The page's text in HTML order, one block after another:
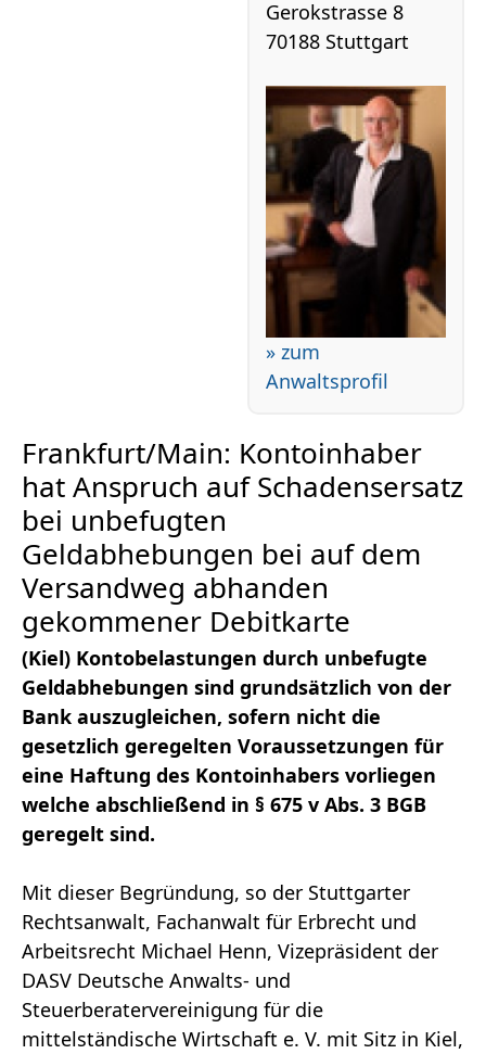
Gerokstrasse 8
70188 Stuttgart
» zum
Anwaltsprofil
Frankfurt/Main: Kontoinhaber
hat Anspruch auf Schadensersatz
bei unbefugten
Geldabhebungen bei auf dem
Versandweg abhanden
gekommener Debitkarte
(Kiel) Kontobelastungen durch unbefugte
Geldabhebungen sind grundsätzlich von der
Bank auszugleichen, sofern nicht die
gesetzlich geregelten Voraussetzungen für
eine Haftung des Kontoinhabers vorliegen
welche abschließend in § 675 v Abs. 3 BGB
geregelt sind.
Mit dieser Begründung, so der Stuttgarter
Rechtsanwalt, Fachanwalt für Erbrecht und
Arbeitsrecht Michael Henn, Vizepräsident der
DASV Deutsche Anwalts- und
Steuerberatervereinigung für die
mittelständische Wirtschaft e. V. mit Sitz in Kiel,